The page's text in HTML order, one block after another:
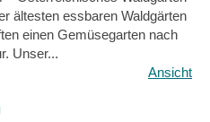
ältesten essbaren Waldgärten
einen Gemüsegarten nach
Unser...
Ansicht